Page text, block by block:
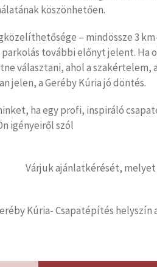
köszönhetően.
– mindössze 3
parkolás további előnyt jelent. Ha
választani, ahol a szakértelem,
jelen, a Geréby Kúria jó döntés.
ha egy profi, inspiráló
igényeiről szól
Várjuk ajánlatkérését,
Kúria- Csapatépítés helyszín